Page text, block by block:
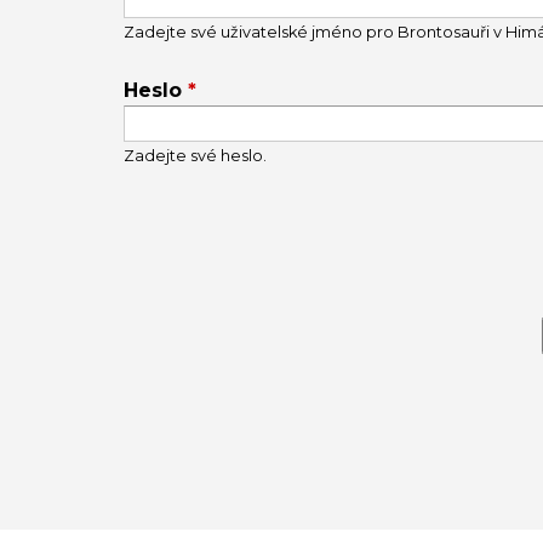
Zadejte své uživatelské jméno pro Brontosauři v
Heslo *
Zadejte své heslo.